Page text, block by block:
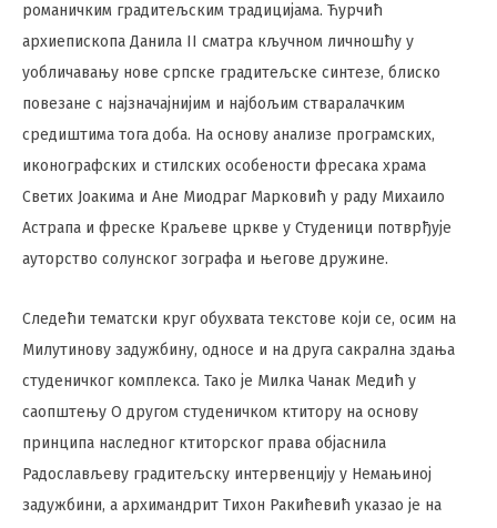
романичким градитељским традицијама. Ћурчић
архиепископа Данила II сматра кључном личношћу у
уобличавању нове српске градитељске синтезе, блиско
повезане с најзначајнијим и најбољим стваралачким
средиштима тога доба. На основу анализе програмских,
иконографских и стилских особености фресака храма
Светих Јоакима и Ане Миодраг Марковић у раду Михаило
Астрапа и фреске Краљеве цркве у Студеници потврђује
ауторство солунског зографа и његове дружине.
Следећи тематски круг обухвата текстове који се, осим на
Милутинову задужбину, односе и на друга сакрална здања
студеничког комплекса. Тако је Милка Чанак Медић у
саопштењу О другом студеничком ктитору на основу
принципа наследног ктиторског права објаснила
Радослављеву градитељску интервенцију у Немањиној
задужбини, а архимандрит Тихон Ракићевић указао је на